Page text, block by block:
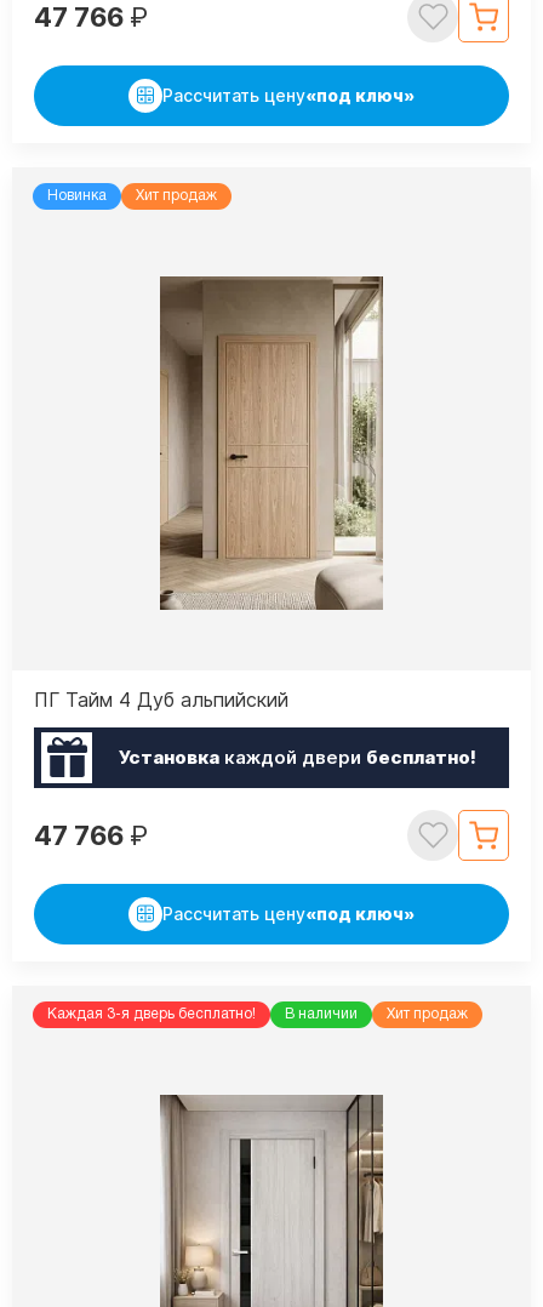
47 766 ₽
Рассчитать цену«под ключ»
Новинка Хит продаж
ПГ Тайм 4 Дуб альпийский
Установкакаждой двери бесплатно!
47 766 ₽
Рассчитать цену«под ключ»
Каждая 3-я дверь бесплатно! В наличии Хит продаж